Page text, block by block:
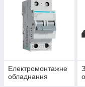
Електромонтажне
обладнання